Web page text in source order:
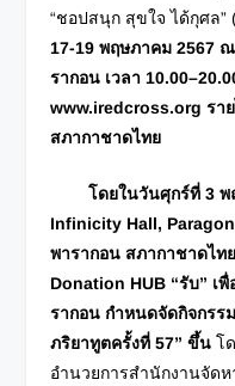
“ชอปสนุก สุขใจ ได้กุศล”
17-19 พฤษภาคม 2567
รากอน เวลา
www.iredcross.org รา
สภากาชาดไทย
โดยในวันศุกร์ที่ 3 พฤ
Infinicity Hall,
พารากอน สภากาชาดไท
Donation HUB “รับ” เ
รากอน กำหนดจัดกิจกรร
ภริยาทูตครั้งที่ 57” ขึ้นโ
อำนวยการสำนักงานจัด